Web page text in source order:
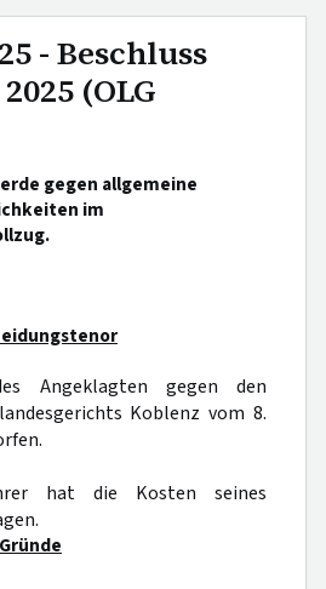
- Beschluss
(OLG
gegen allgemeine
im
Angeklagten gegen den
Koblenz vom 8.
hat die Kosten seines
Gründe